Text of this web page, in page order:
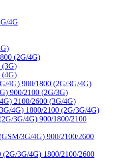
4G
(2G/4G)
(3G)
(4G)
900/1800 (2G/3G/4G)
900/2100 (2G/3G)
2100/2600 (3G/4G)
1800/2100 (2G/3G/4G)
900/1800/2100
900/2100/2600
1800/2100/2600